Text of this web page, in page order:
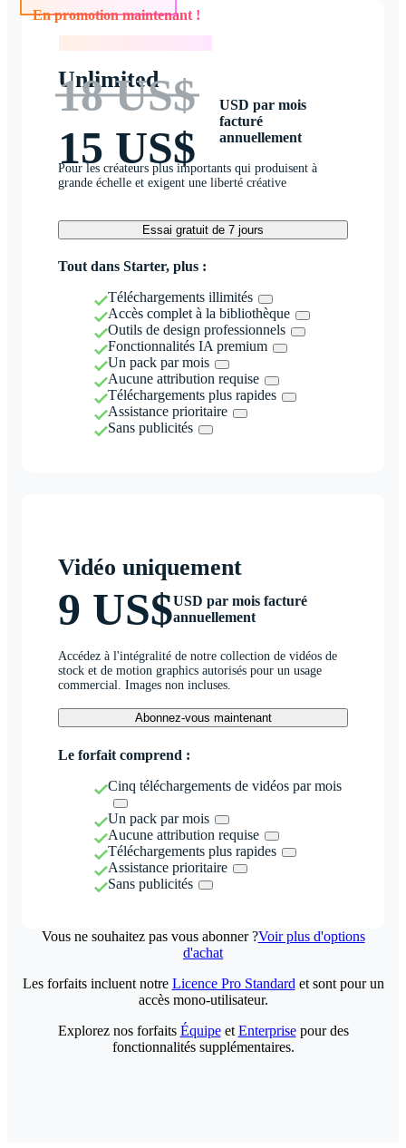
En promotion maintenant !
Unlimited
18 US$
15 US$
USD par mois
facturé
annuellement
Pour les créateurs plus importants qui produisent à
grande échelle et exigent une liberté créative
Essai gratuit de 7 jours
Tout dans Starter, plus :
Téléchargements illimités
Accès complet à la bibliothèque
Outils de design professionnels
Fonctionnalités IA premium
Un pack par mois
Aucune attribution requise
Téléchargements plus rapides
Assistance prioritaire
Sans publicités
Vidéo uniquement
9 US$USD par mois facturé
annuellement
Accédez à l'intégralité de notre collection de vidéos de
stock et de motion graphics autorisés pour un usage
commercial. Images non incluses.
Abonnez-vous maintenant
Le forfait comprend :
Cinq téléchargements de vidéos par mois
Un pack par mois
Aucune attribution requise
Téléchargements plus rapides
Assistance prioritaire
Sans publicités
Vous ne souhaitez pas vous abonner ?Voir plus d'options
d'achat
Les forfaits incluent notre Licence Pro Standard et sont pour un
accès mono-utilisateur.
Explorez nos forfaits Équipeet Enterprisepour des
fonctionnalités supplémentaires.